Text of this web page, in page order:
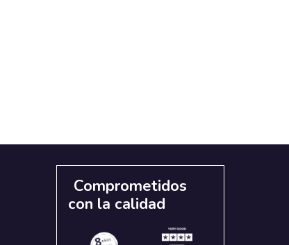
Comprometidos
con la calidad